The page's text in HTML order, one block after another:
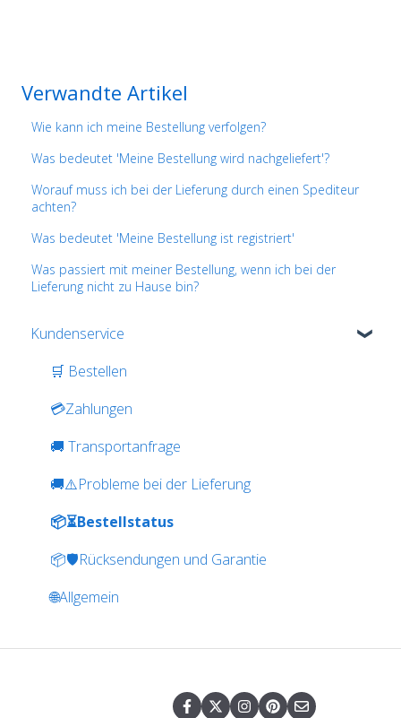
Verwandte Artikel
Wie kann ich meine Bestellung verfolgen?
Was bedeutet 'Meine Bestellung wird nachgeliefert'?
Worauf muss ich bei der Lieferung durch einen Spediteur
achten?
Was bedeutet 'Meine Bestellung ist registriert'
Was passiert mit meiner Bestellung, wenn ich bei der
Lieferung nicht zu Hause bin?
Kundenservice
🛒 Bestellen
💳Zahlungen
🚚 Transportanfrage
🚚⚠️Probleme bei der Lieferung
📦⏳Bestellstatus
📦🛡️Rücksendungen und Garantie
🌐Allgemein